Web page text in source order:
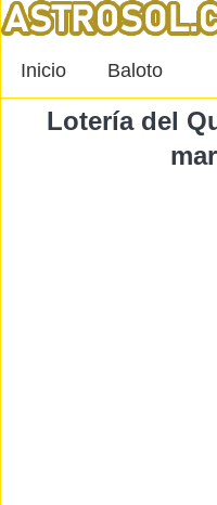
Inicio Baloto
Lotería del